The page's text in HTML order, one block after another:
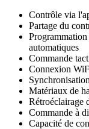
Contrôle via
Partage du
automatiques
Commande
Connexion
Matériaux de
Rétroéclairage
Commande à
Capacité de